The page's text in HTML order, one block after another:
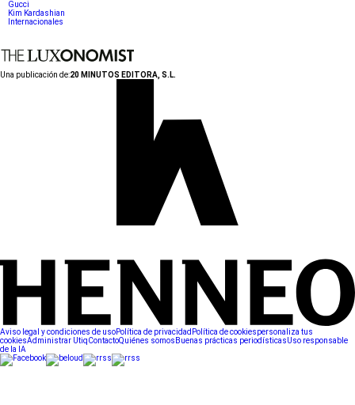
Gucci
Kim Kardashian
Internacionales
Una publicación de:20 MINUTOS EDITORA, S.L.
Aviso legal y condiciones de usoPolítica de privacidad Política de cookiespersonaliza tus
cookiesAdministrar UtiqContactoQuiénes somos Buenas prácticas periodísticasUso responsable
de la IA